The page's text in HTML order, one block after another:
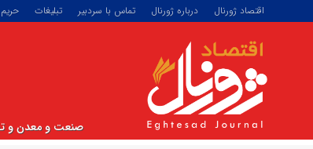
اقتصاد ژورنال درباره ژورنال تماس با سردبیر تبلیغات
صنعت و معدن و